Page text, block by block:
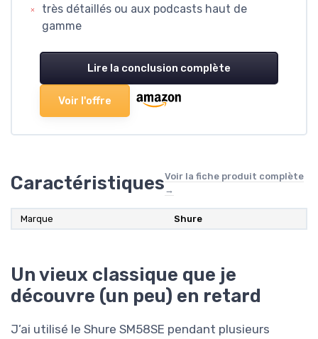
très détaillés ou aux podcasts haut de
gamme
Lire la conclusion complète
Voir l'offre
CaractéristiquesVoir la fiche produit complète
→
Marque Shure
Un vieux classique que je
découvre (un peu) en retard
J’ai utilisé le Shure SM58SE pendant plusieurs